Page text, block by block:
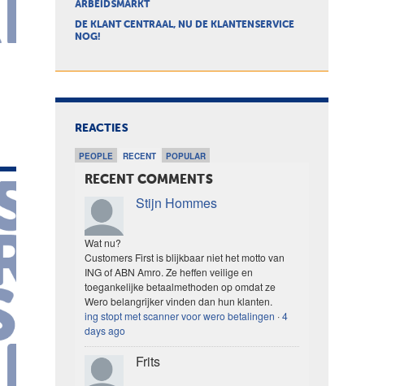
ARBEIDSMARKT
DE KLANT CENTRAAL, NU DE KLANTENSERVICE
NOG!
REACTIES
PEOPLE RECENT POPULAR
RECENT COMMENTS
Stijn Hommes
Wat nu?
Customers First is blijkbaar niet het motto van
ING of ABN Amro. Ze heffen veilige en
toegankelijke betaalmethoden op omdat ze
Wero belangrijker vinden dan hun klanten.
ing stopt met scanner voor wero betalingen ·4
days ago
Frits